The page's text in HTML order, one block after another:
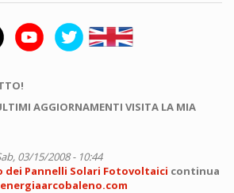
AGGIORNAMENTI VISITA LA MIA
03/15/2008 - 10:44
dei Pannelli Solari Fotovoltaici continua
energiaarcobaleno.com